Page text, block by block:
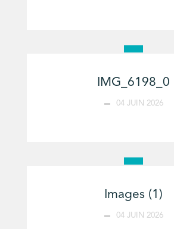
IMG_6198_0
04 JUIN 2026
Images (1)
04 JUIN 2026